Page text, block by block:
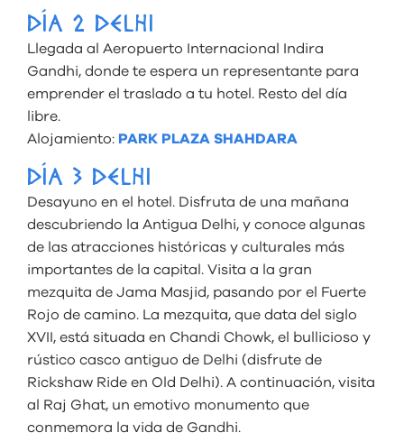
DÍA 2 DELHI
Llegada al Aeropuerto Internacional Indira
Gandhi, donde te espera un representante para
emprender el traslado a tu hotel. Resto del día
libre.
Alojamiento: PARK PLAZA SHAHDARA
DÍA 3 DELHI
Desayuno en el hotel. Disfruta de una mañana
descubriendo la Antigua Delhi, y conoce algunas
de las atracciones históricas y culturales más
importantes de la capital. Visita a la gran
mezquita de Jama Masjid, pasando por el Fuerte
Rojo de camino. La mezquita, que data del siglo
XVII, está situada en Chandi Chowk, el bullicioso y
rústico casco antiguo de Delhi (disfrute de
Rickshaw Ride en Old Delhi). A continuación, visita
al Raj Ghat, un emotivo monumento que
conmemora la vida de Gandhi.